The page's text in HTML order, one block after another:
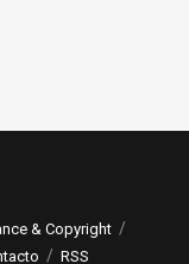
& Copyright
RSS